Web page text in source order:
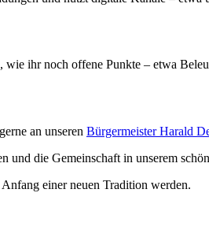
wie ihr noch offene Punkte – etwa
an unseren Bürgermeister Harald
und die Gemeinschaft in unserem
einer neuen Tradition werden.